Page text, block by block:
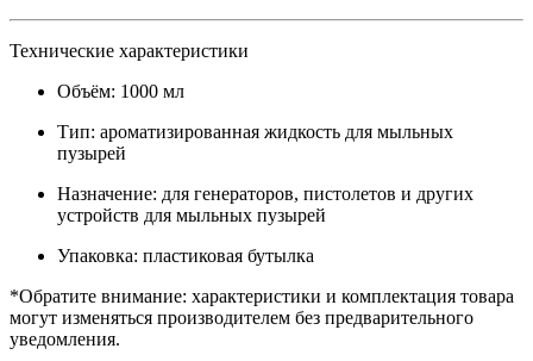
Технические характеристики
Объём: 1000 мл
Тип: ароматизированная жидкость для мыльных
пузырей
Назначение: для генераторов, пистолетов и других
устройств для мыльных пузырей
Упаковка: пластиковая бутылка
*Обратите внимание: характеристики и комплектация товара
могут изменяться производителем без предварительного
уведомления.